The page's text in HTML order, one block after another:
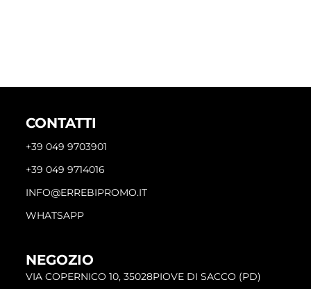
CONTATTI
+39 049 9703901
+39 049 9714016
INFO@ERREBIPROMO.IT
WHATSAPP
NEGOZIO
VIA COPERNICO 10, 35028PIOVE DI SACCO (PD)